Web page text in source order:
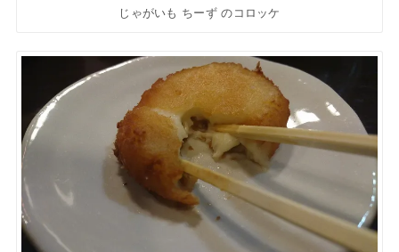
じゃがいも ちーず のコロッケ